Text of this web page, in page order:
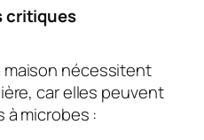
critiques
maison nécessitent
car elles peuvent
à microbes :